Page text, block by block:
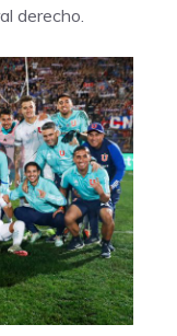
derecho.